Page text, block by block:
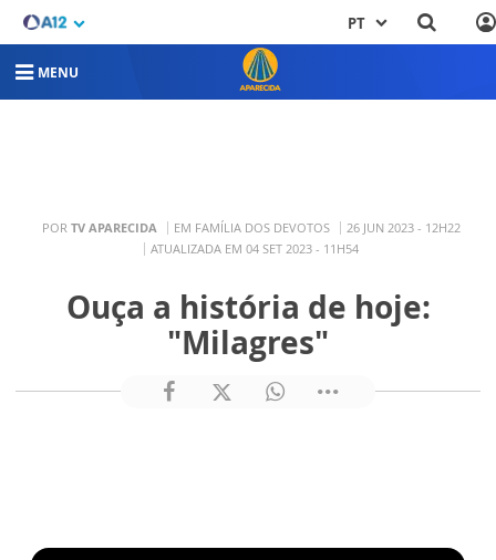
PT
MENU
POR TV APARECIDA EM FAMÍLIA DOS DEVOTOS
26 JUN 2023 - 12H22
ATUALIZADA EM 04 SET 2023 - 11H54
Ouça a história de hoje:
"Milagres"